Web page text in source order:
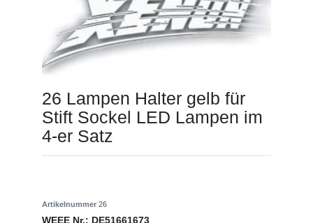
26 Lampen Halter gelb für
Stift Sockel LED Lampen im
4-er Satz
Artikelnummer 26
WEEE Nr.: DE51661673